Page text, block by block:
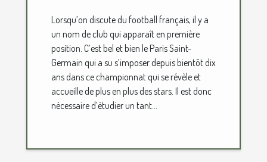
Lorsqu’on discute du football français, il y a
un nom de club qui apparaît en première
position. C’est bel et bien le Paris Saint-
Germain qui a su s’imposer depuis bientôt dix
ans dans ce championnat qui se révèle et
accueille de plus en plus des stars. Il est donc
nécessaire d’étudier un tant...